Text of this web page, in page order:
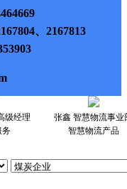
、2167813
级经理
务
张鑫 智慧物流事业
智慧物流产品